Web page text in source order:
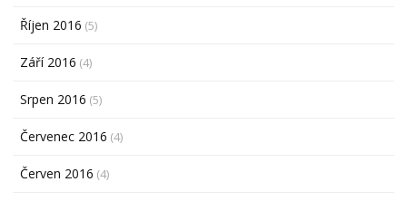
Říjen 2016 (5)
Září 2016 (4)
Srpen 2016 (5)
Červenec 2016 (4)
Červen 2016 (4)